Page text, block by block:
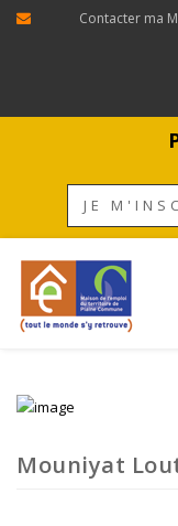
Contacter ma
JE
Mouniyat